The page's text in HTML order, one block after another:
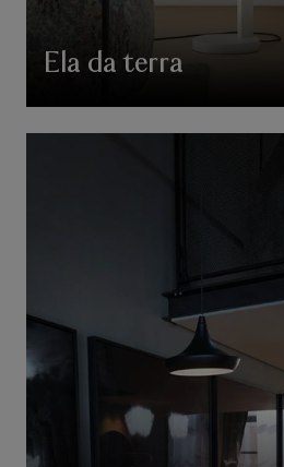
Ela da terra